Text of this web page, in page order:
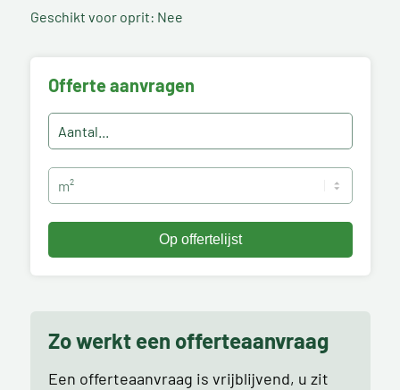
Geschikt voor oprit: Nee
Offerte aanvragen
Zo werkt een offerteaanvraag
Een offerteaanvraag is vrijblijvend, u zit